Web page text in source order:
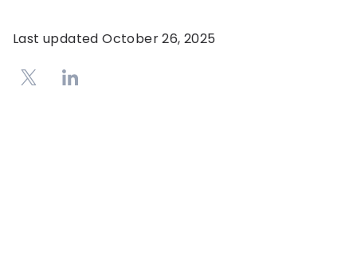
Last updatedOctober 26, 2025